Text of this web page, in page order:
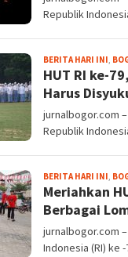
Republik
BERITA HARI INI,
HUT RI ke-
Harus
jurnalbogor.com –
Republik
BERITA HARI INI,
Meriahkan
Berbagai
jurnalbogor.com –
Indonesia (RI) ke